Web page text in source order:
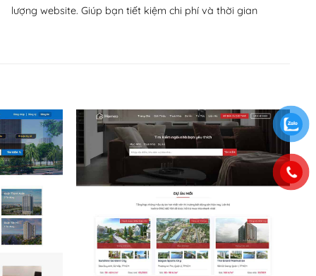
lượng website. Giúp bạn tiết kiệm chi phí và thời gian